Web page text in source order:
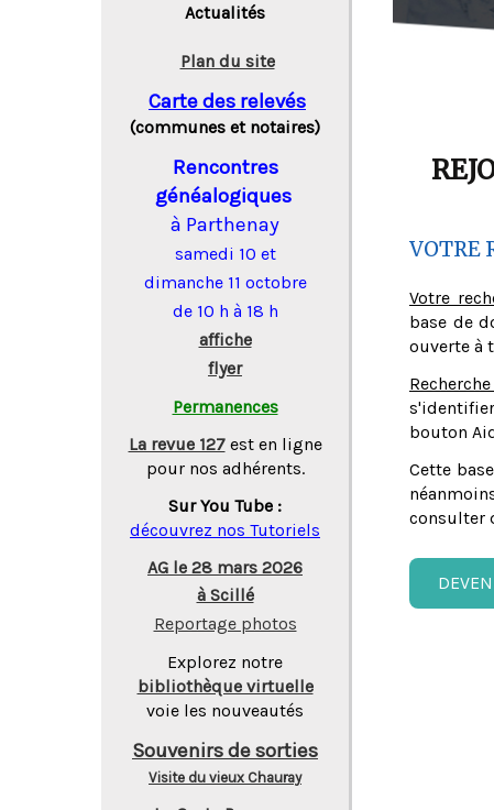
VOTRE
Votre
base de
ouverte à
bouton
Cette
consulter
Actualités
Plan du site
Carte des relevés
(communes et notaires)
Rencontres
généalogiques
à Parthenay
samedi 10 et
dimanche 11 octobre
de 10 h à 18 h
affiche
flyer
Permanences
La revue 127 est en ligne
pour nos adhérents.
Sur You Tube :
découvrez nos Tutoriels
AG le 28 mars 2026
à Scillé
Reportage photos
Explorez notre
bibliothèque virtuelle
voie les nouveautés
Souvenirs de sorties
Visite du vieux Chauray